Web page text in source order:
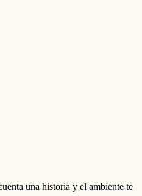
una historia y el ambiente te